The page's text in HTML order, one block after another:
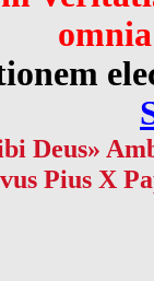
Deus»
Pius X